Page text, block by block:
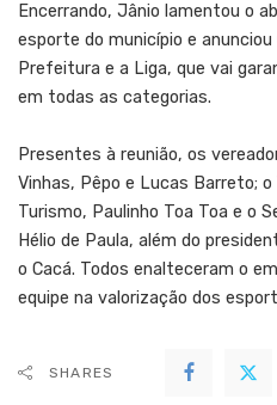
Encerrando, Jânio lamentou o
esporte do município e
Prefeitura e a Liga, que vai
em todas as categorias.
Presentes à reunião, os
Vinhas, Pêpo e Lucas Barreto;
Turismo, Paulinho Toa Toa e o
Hélio de Paula, além do
o Cacá. Todos enalteceram o
equipe na valorização dos
SHARES